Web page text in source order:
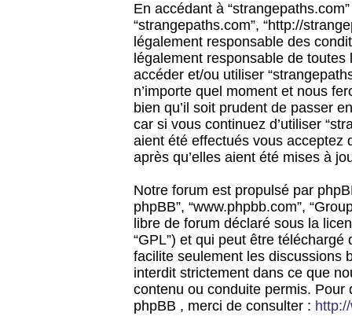
En accédant à
“strangepaths.com”, “http://
légalement responsable des
légalement responsable de
accéder et/ou utiliser
n’importe quel moment et nous
bien qu’il soit prudent de passer
car si vous continuez d’utiliser
aient été effectués vous acceptez
après qu’elles aient été mises à
Notre forum est propulsé par
phpBB”, “www.phpbb.com”,
libre de forum déclaré sous la
“GPL”) et qui peut être téléchargé
facilite seulement les discussions
interdit strictement dans ce que
contenu ou conduite permis.
phpBB , merci de consulter :